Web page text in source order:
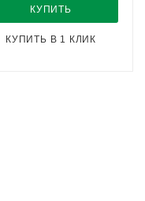
КУПИТЬ
КУПИТЬ В 1 КЛИК